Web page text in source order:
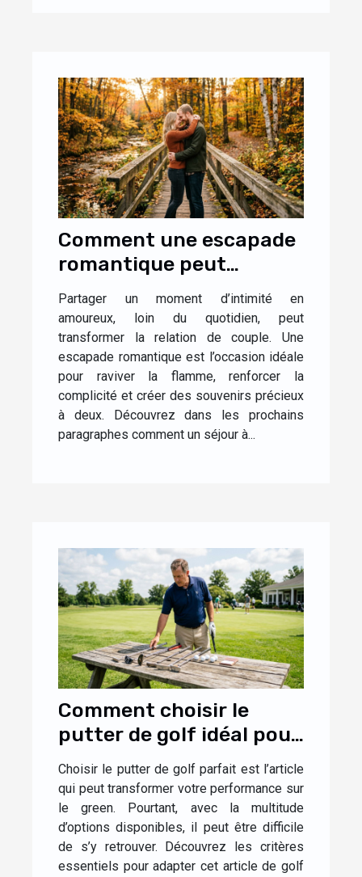
Comment une escapade
romantique peut
renforcer la complicité
dans le couple ?
Partager un moment d’intimité en
amoureux, loin du quotidien, peut
transformer la relation de couple. Une
escapade romantique est l’occasion idéale
pour raviver la flamme, renforcer la
complicité et créer des souvenirs précieux
à deux. Découvrez dans les prochains
paragraphes comment un séjour à...
Comment choisir le
putter de golf idéal pour
votre style de jeu ?
Choisir le putter de golf parfait est l’article
qui peut transformer votre performance sur
le green. Pourtant, avec la multitude
d’options disponibles, il peut être difficile
de s’y retrouver. Découvrez les critères
essentiels pour adapter cet article de golf